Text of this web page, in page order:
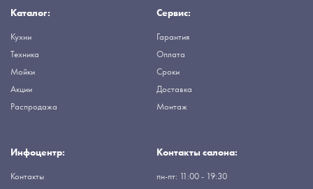
Каталог:
Кухни
Техника
Мойки
Акции
Распродажа
Сервис:
Гарантия
Оплата
Сроки
Доставка
Монтаж
Инфоцентр:
Контакты
Контакты салона:
пн-пт: 11:00 - 19:30